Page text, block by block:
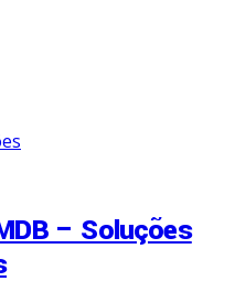
– Soluções